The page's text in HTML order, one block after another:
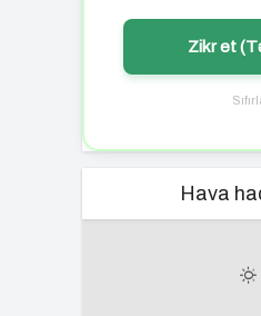
Zikr et
Hava